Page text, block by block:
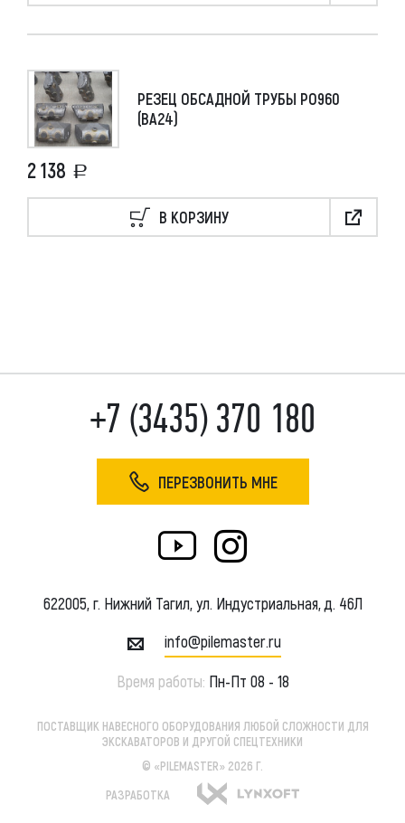
РЕЗЕЦ ОБСАДНОЙ ТРУБЫ РО960
(ВА24)
2 138
В КОРЗИНУ
+7 (3435) 370 180
ПЕРЕЗВОНИТЬ МНЕ
622005, г. Нижний Тагил, ул. Индустриальная, д. 46Л
info@pilemaster.ru
Время работы: Пн-Пт 08 - 18
ПОСТАВЩИК НАВЕСНОГО ОБОРУДОВАНИЯ ЛЮБОЙ СЛОЖНОСТИ ДЛЯ
ЭКСКАВАТОРОВ И ДРУГОЙ СПЕЦТЕХНИКИ
© «PILEMASTER» 2026 Г.
РАЗРАБОТКА